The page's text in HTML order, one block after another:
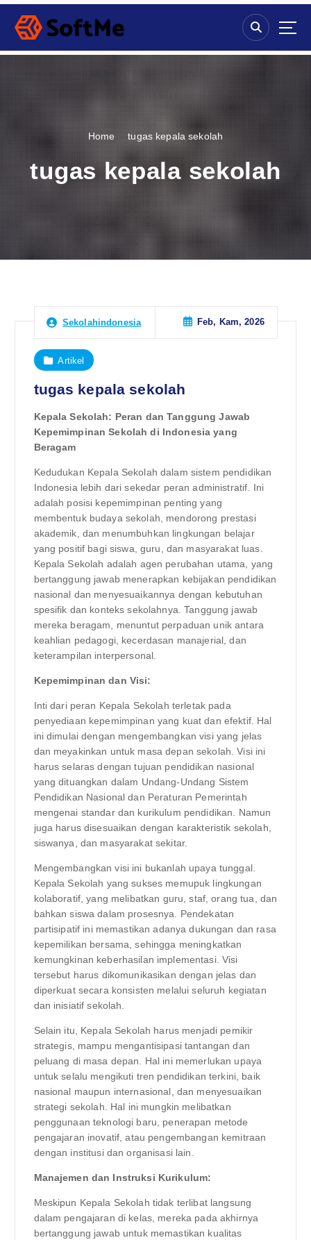
S
p
Home tugas kepala sekolah
tugas kepala sekolah
Sekolahindonesia Feb, Kam, 2026
Artikel
tugas kepala sekolah
Kepala Sekolah: Peran dan Tanggung Jawab
Kepemimpinan Sekolah di Indonesia yang
Beragam
Kedudukan Kepala Sekolah dalam sistem pendidikan
Indonesia lebih dari sekedar peran administratif. Ini
adalah posisi kepemimpinan penting yang
membentuk budaya sekolah, mendorong prestasi
akademik, dan menumbuhkan lingkungan belajar
yang positif bagi siswa, guru, dan masyarakat luas.
Kepala Sekolah adalah agen perubahan utama, yang
bertanggung jawab menerapkan kebijakan pendidikan
nasional dan menyesuaikannya dengan kebutuhan
spesifik dan konteks sekolahnya. Tanggung jawab
mereka beragam, menuntut perpaduan unik antara
keahlian pedagogi, kecerdasan manajerial, dan
keterampilan interpersonal.
Kepemimpinan dan Visi:
Inti dari peran Kepala Sekolah terletak pada
penyediaan kepemimpinan yang kuat dan efektif. Hal
ini dimulai dengan mengembangkan visi yang jelas
dan meyakinkan untuk masa depan sekolah. Visi ini
harus selaras dengan tujuan pendidikan nasional
yang dituangkan dalam Undang-Undang Sistem
Pendidikan Nasional dan Peraturan Pemerintah
mengenai standar dan kurikulum pendidikan. Namun
juga harus disesuaikan dengan karakteristik sekolah,
siswanya, dan masyarakat sekitar.
Mengembangkan visi ini bukanlah upaya tunggal.
Kepala Sekolah yang sukses memupuk lingkungan
kolaboratif, yang melibatkan guru, staf, orang tua, dan
bahkan siswa dalam prosesnya. Pendekatan
partisipatif ini memastikan adanya dukungan dan rasa
kepemilikan bersama, sehingga meningkatkan
kemungkinan keberhasilan implementasi. Visi
tersebut harus dikomunikasikan dengan jelas dan
diperkuat secara konsisten melalui seluruh kegiatan
dan inisiatif sekolah.
Selain itu, Kepala Sekolah harus menjadi pemikir
strategis, mampu mengantisipasi tantangan dan
peluang di masa depan. Hal ini memerlukan upaya
untuk selalu mengikuti tren pendidikan terkini, baik
nasional maupun internasional, dan menyesuaikan
strategi sekolah. Hal ini mungkin melibatkan
penggunaan teknologi baru, penerapan metode
pengajaran inovatif, atau pengembangan kemitraan
dengan institusi dan organisasi lain.
Manajemen dan Instruksi Kurikulum:
Meskipun Kepala Sekolah tidak terlibat langsung
dalam pengajaran di kelas, mereka pada akhirnya
bertanggung jawab untuk memastikan kualitas